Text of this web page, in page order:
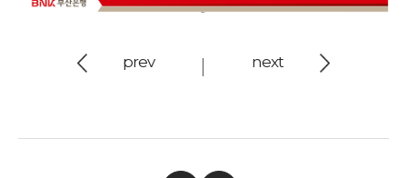
prev next